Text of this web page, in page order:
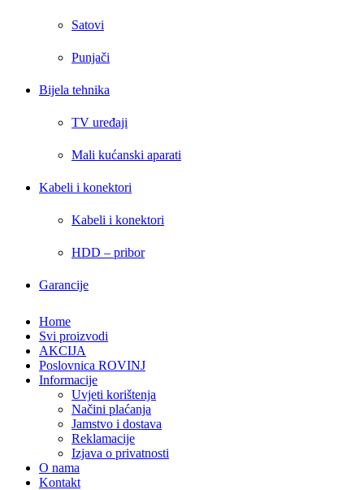
Satovi
Punjači
Bijela tehnika
TV uređaji
Mali kućanski aparati
Kabeli i konektori
Kabeli i konektori
HDD – pribor
Garancije
Home
Svi proizvodi
AKCIJA
Poslovnica ROVINJ
Informacije
Uvjeti korištenja
Načini plaćanja
Jamstvo i dostava
Reklamacije
Izjava o privatnosti
O nama
Kontakt